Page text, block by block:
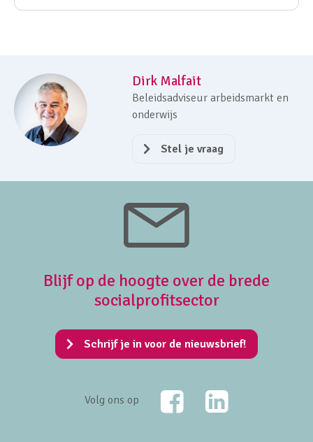
Dirk Malfait
Beleidsadviseur arbeidsmarkt en
onderwijs
Stel je vraag
Blijf op de hoogte over de brede
socialprofitsector
Schrijf je in voor de nieuwsbrief!
Volg ons op
FacebookLinkedIn